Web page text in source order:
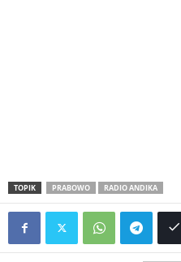
TOPIK PRABOWO RADIO ANDIKA